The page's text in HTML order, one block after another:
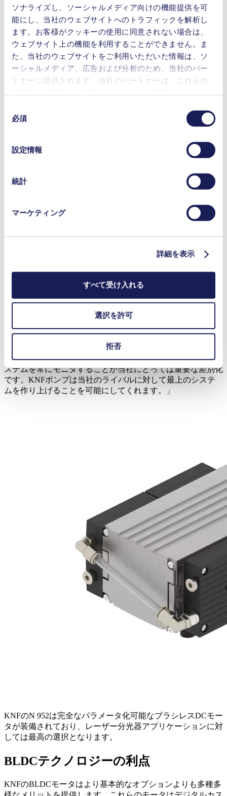
ソナライズし、ソーシャルメディア向けの機能提供を可
能にし、当社のウェブサイトへのトラフィックを解析し
ます。お客様がクッキーの使用に同意されない場合は、
ウェブサイト上の機能を利用することができません。ま
た、当社のウェブサイトをご利用いただいた情報は、ソ
ーシャルメディア、広告および分析のため、当社のパー
トナーに提供されます。当社のパートナーは、これらの
データと組み合わせる場合があります。お客様の同意登
録は、ウェブサイトの末尾に記載されている「Cookies」
をクリックし、チェックマークを外していただけば、い
つでも取り消すことができます。
保存期間の詳細については、当社の[プライバシーポリシ
必須
設定情報
統計
マーケティング
詳細を表示
すべて受け入れる
選択を許可
拒否
ンプが必要でした。アプリケーションは高いガス流量及び最
高100 mbar (絶対)までの真空度を必要とします。これはより
素早い反応時間を可能にし、吸収を最小限に抑えます。リー
クタイト性もまた重要で、それはサンプルのコンタミ及び流
体の損失を防ぐからです。KNESTELはこれらの条件を満た
す幾つかのポンプを見つけましたが、レーザー吸収分光法シ
ステムに必要である流量制御オプションがありませんでし
た。
KNESTELの製品マネージャーであるロビン・マンによる
と、「LASシステムが理想的に機能するには、調整可能な流
量と真空度を提供することが可能な幾つかのオプションがあ
りました。でも、当社が必要としていた調整力を可能とする
解決策：BLDCモータ装備のKNF N 952
KNF N 952 ダイアフラムポンプはこの課題をクリアしまし
て。多種多様な耐薬性や耐温度性ポンプ材料オプションが可
能で、メンテナンスフリー操作及びコンタミフリーで流体移
送が可能です。N 952は最先端のパラメータ化可能なブラシ
制御を可能とします。これはKNESTELのガス分析器具用の
必要条件である調整可能な流体流量を可能とします。
「KNFポンプは当社が必要としていた最大流量及び到達真
空度を提供することができただけではなく、他社のポンプが
提供できなかった調整可能な流量も提供が可能でした。」、
とマンは述べました。「ポンプ流量を電子制御する能力とシ
ステムを常にモニタすることが当社にとっては重要な差別化
です。KNFポンプは当社のライバルに対して最上のシステ
ムを作り上げることを可能にしてくれます。」
KNFのN 952は完全なパラメータ化可能なブラシレスDCモー
タが装備されており、レーザー分光器アプリケーションに対
しては最高の選択となります。
BLDCテクノロジーの利点
KNFのBLDCモータはより基本的なオプションよりも多種多